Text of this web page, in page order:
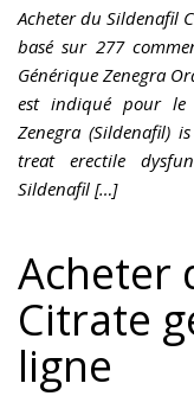
Acheter du Sildenafil
basé sur 277
Générique Zenegra
est indiqué pour le
Zenegra (Sildenafil)
treat erectile
Sildenafil […]
Acheter
Citrate
ligne